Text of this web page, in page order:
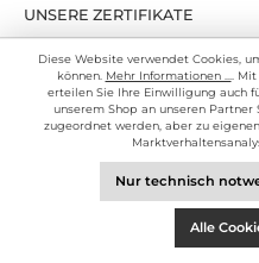
UNSERE ZAHLUNGSARTEN
UNSERE ZERTIFIKATE
UNSERE COMMUNITIES
WIR VERSENDEN MIT:
Cookie Einstellungen
* Alle Preise inkl. gesetzl.
Diese Website verwendet Cookies,
können. Mehr Informationen ...
.
erteilen Sie Ihre Einwilligung auch
unserem Shop an unseren
zugeordnet werden, aber zu
Nur technisch
Alle